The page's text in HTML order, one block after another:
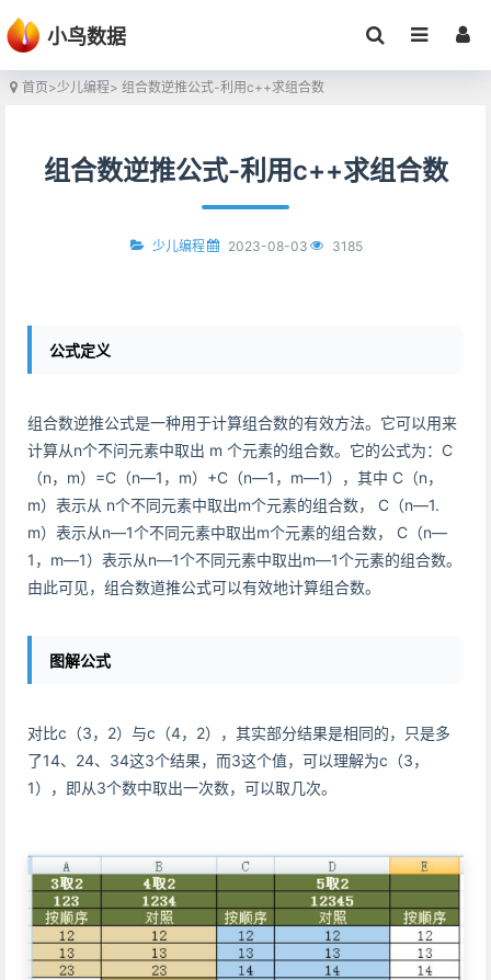
小鸟数据
首页>少儿编程> 组合数逆推公式-利用c++求组合数
组合数逆推公式-利用c++求组合数
少儿编程 2023-08-03 3185
公式定义
组合数逆推公式是一种用于计算组合数的有效方法。它可以用来
计算从n个不问元素中取出 m 个元素的组合数。它的公式为：C
（n，m）=C（n—1，m）+C（n—1，m—1），其中 C（n，
m）表示从 n个不同元素中取出m个元素的组合数， C（n—1.
m）表示从n—1个不同元素中取出m个元素的组合数， C（n—
1，m—1）表示从n—1个不同元素中取出m—1个元素的组合数。
由此可见，组合数道推公式可以有效地计算组合数。
图解公式
对比c（3，2）与c（4，2），其实部分结果是相同的，只是多
了14、24、34这3个结果，而3这个值，可以理解为c（3，
1），即从3个数中取出一次数，可以取几次。